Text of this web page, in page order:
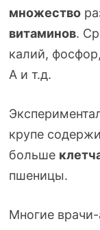
множество
витаминов.
калий,
А и т.д.
крупе
больше
пшеницы.
Многие